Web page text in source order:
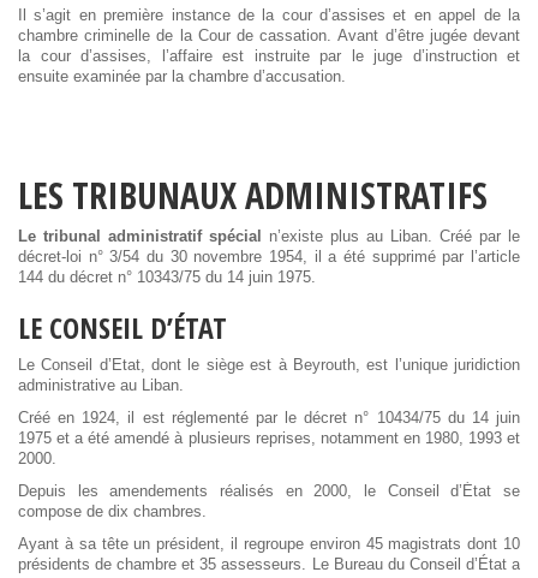
Il s’agit en première instance de la cour d’assises et en appel de la
chambre criminelle de la Cour de cassation. Avant d’être jugée devant
la cour d’assises, l’affaire est instruite par le juge d’instruction et
ensuite examinée par la chambre d’accusation.
LES TRIBUNAUX ADMINISTRATIFS
Le tribunal administratif spécial n’existe plus au Liban. Créé par le
décret-loi n° 3/54 du 30 novembre 1954, il a été supprimé par l’article
144 du décret n° 10343/75 du 14 juin 1975.
LE CONSEIL D’ÉTAT
Le Conseil d’Etat, dont le siège est à Beyrouth, est l’unique juridiction
administrative au Liban.
Créé en 1924, il est réglementé par le décret n° 10434/75 du 14 juin
1975 et a été amendé à plusieurs reprises, notamment en 1980, 1993 et
2000.
Depuis les amendements réalisés en 2000, le Conseil d’État se
compose de dix chambres.
Ayant à sa tête un président, il regroupe environ 45 magistrats dont 10
présidents de chambre et 35 assesseurs. Le Bureau du Conseil d’État a